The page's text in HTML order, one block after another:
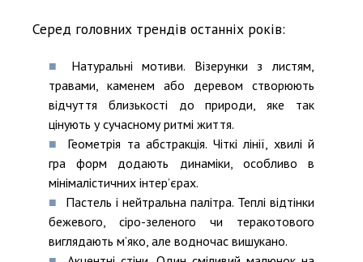
Серед головних трендів останніх років:
Натуральні мотиви. Візерунки з листям,
травами, каменем або деревом створюють
відчуття близькості до природи, яке так
цінують у сучасному ритмі життя.
Геометрія та абстракція. Чіткі лінії, хвилі й
гра форм додають динаміки, особливо в
мінімалістичних інтер’єрах.
Пастель і нейтральна палітра. Теплі відтінки
бежевого, сіро-зеленого чи теракотового
виглядають м’яко, але водночас вишукано.